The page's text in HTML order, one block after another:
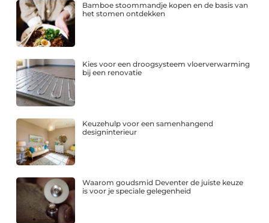
Bamboe stoommandje kopen en de basis van
het stomen ontdekken
Kies voor een droogsysteem vloerverwarming
bij een renovatie
Keuzehulp voor een samenhangend
designinterieur
Waarom goudsmid Deventer de juiste keuze
is voor je speciale gelegenheid